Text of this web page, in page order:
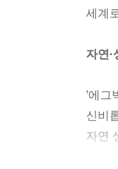
세계
자연·
’에
신비
자연